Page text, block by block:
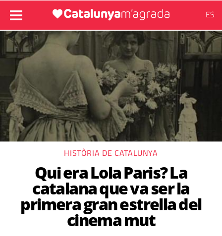
ES
HISTÒRIA DE CATALUNYA
Qui era Lola Paris? La
catalana que va ser la
primera gran estrella del
cinema mut